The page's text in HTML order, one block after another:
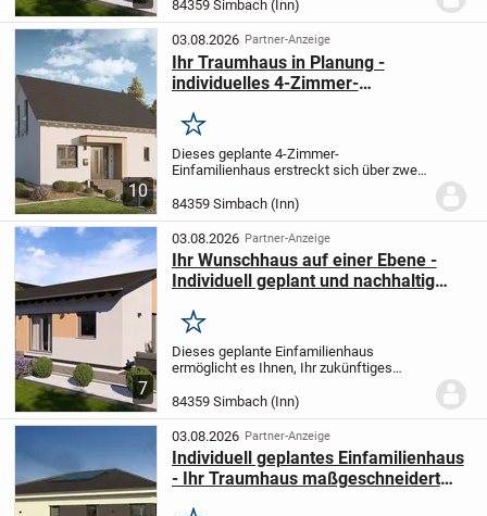
Wünschen und Anforderungen zu
gestalten. Auf einer Wohnebene
erstrecken sich 66,92 m²...
84359 Simbach (Inn)
10
03.08.2026 Partner-Anzeige
Ihr Traumhaus in Planung -
individuelles 4-Zimmer-
Ausbaukonzept
Merken
Dieses geplante 4-Zimmer-
Einfamilienhaus erstreckt sich über zwei
Wohnfläche eine hervorragende
Grundlage, um Ihr persönliches
Wunschhaus ganz nach Ihren...
84359 Simbach (Inn)
7
03.08.2026 Partner-Anzeige
Ihr Wunschhaus auf einer Ebene -
Individuell geplant und nachhaltig
Merken
Dieses geplante Einfamilienhaus
ermöglicht es Ihnen, Ihr zukünftiges
Vorstellungen und Bedürfnissen zu
gestalten. Auf einer einzigen Ebene
erstrecken sich 66,92 m²...
84359 Simbach (Inn)
03.08.2026 Partner-Anzeige
Individuell geplantes Einfamilienhaus
- Ihr Traumhaus maßgeschneidert